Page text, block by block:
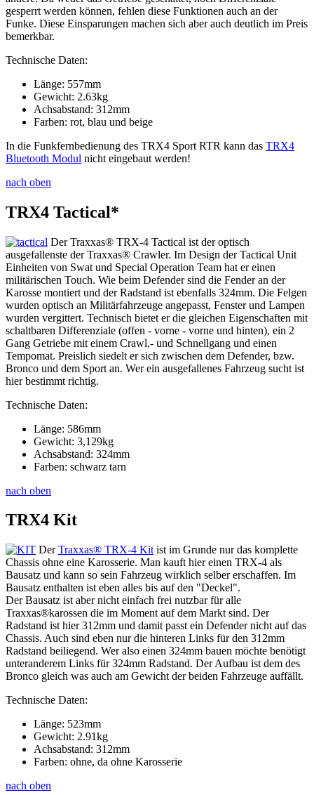
gesperrt werden können, fehlen diese Funktionen auch an der
Funke. Diese Einsparungen machen sich aber auch deutlich im Preis
bemerkbar.
Technische Daten:
Länge: 557mm
Gewicht: 2.63kg
Achsabstand: 312mm
Farben: rot, blau und beige
In die Funkfernbedienung des TRX4 Sport RTR kann das TRX4
Bluetooth Modul nicht eingebaut werden!
nach oben
TRX4 Tactical*
Der Traxxas® TRX-4 Tactical ist der optisch
ausgefallenste der Traxxas® Crawler. Im Design der Tactical Unit
Einheiten von Swat und Special Operation Team hat er einen
militärischen Touch. Wie beim Defender sind die Fender an der
Karosse montiert und der Radstand ist ebenfalls 324mm. Die Felgen
wurden optisch an Militärfahrzeuge angepasst, Fenster und Lampen
wurden vergittert. Technisch bietet er die gleichen Eigenschaften mit
schaltbaren Differenziale (offen - vorne - vorne und hinten), ein 2
Gang Getriebe mit einem Crawl,- und Schnellgang und einen
Tempomat. Preislich siedelt er sich zwischen dem Defender, bzw.
Bronco und dem Sport an. Wer ein ausgefallenes Fahrzeug sucht ist
hier bestimmt richtig.
Technische Daten:
Länge: 586mm
Gewicht: 3,129kg
Achsabstand: 324mm
Farben: schwarz tarn
nach oben
TRX4 Kit
DerTraxxas® TRX-4 Kit ist im Grunde nur das komplette
Chassis ohne eine Karosserie. Man kauft hier einen TRX-4 als
Bausatz und kann so sein Fahrzeug wirklich selber erschaffen. Im
Bausatz enthalten ist eben alles bis auf den "Deckel".
Der Bausatz ist aber nicht einfach frei nutzbar für alle
Traxxas®karossen die im Moment auf dem Markt sind. Der
Radstand ist hier 312mm und damit passt ein Defender nicht auf das
Chassis. Auch sind eben nur die hinteren Links für den 312mm
Radstand beiliegend. Wer also einen 324mm bauen möchte benötigt
unteranderem Links für 324mm Radstand. Der Aufbau ist dem des
Bronco gleich was auch am Gewicht der beiden Fahrzeuge auffällt.
Technische Daten:
Länge: 523mm
Gewicht: 2.91kg
Achsabstand: 312mm
Farben: ohne, da ohne Karosserie
nach oben